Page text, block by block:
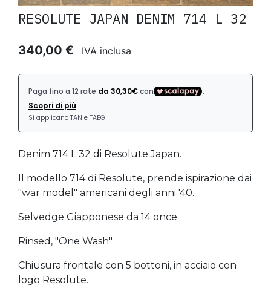
RESOLUTE JAPAN DENIM 714 L 32
340,00 € IVA inclusa
Denim 714 L 32 di Resolute Japan.
Il modello 714 di Resolute, prende ispirazione dai
"war model" americani degli anni '40.
Selvedge Giapponese da 14 once.
Rinsed, "One Wash".
Chiusura frontale con 5 bottoni, in acciaio con
logo Resolute.